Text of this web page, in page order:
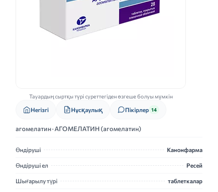
Тауардың сыртқы түрі суреттегіден өзгеше болуы мүмкін
Негізгі Нұсқаулық Пікірлер 14
агомелатин · АГОМЕЛАТИН (агомелатин)
Өндіруші Канонфарма
Өндіруші ел Ресей
Шығарылу түрі таблеткалар